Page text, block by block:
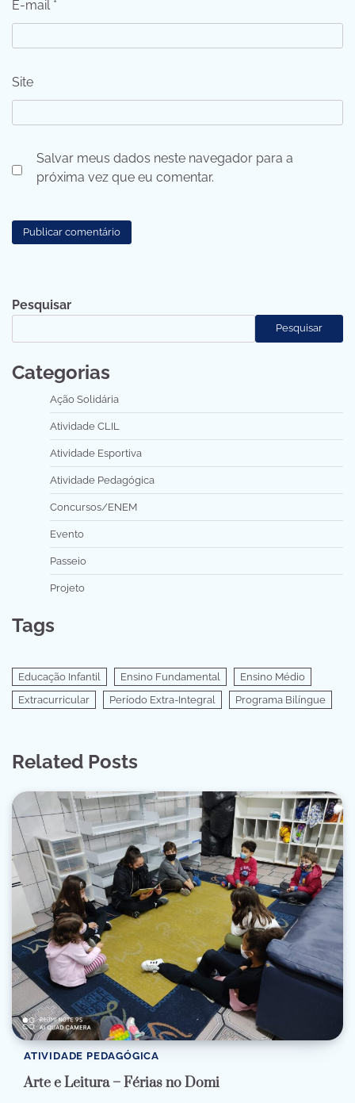
E-mail *
Site
Salvar meus dados neste navegador para a
próxima vez que eu comentar.
Pesquisar
Pesquisar
Categorias
Ação Solidária
Atividade CLIL
Atividade Esportiva
Atividade Pedagógica
Concursos/ENEM
Evento
Passeio
Projeto
Tags
Educação Infantil Ensino Fundamental
Ensino Médio
Extracurricular
Período Extra-Integral Programa Bilíngue
Related Posts
ATIVIDADE PEDAGÓGICA
Arte e Leitura – Férias no Domi